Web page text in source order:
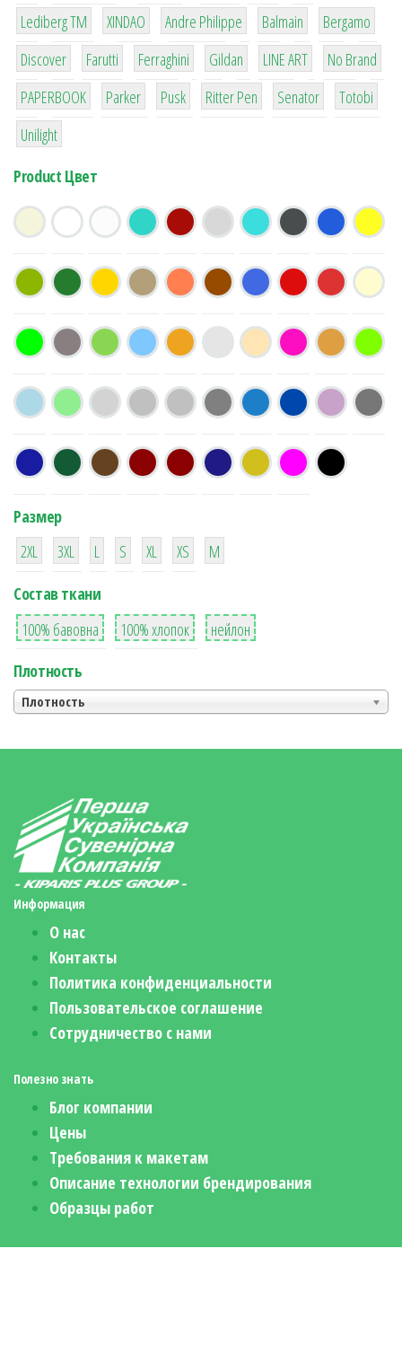
3
Lediberg ТМ
3
XINDAO
1
Andre Philippe
4
Balmain
26
Bergamo
64
Discover
299
Farutti
4
Ferraghini
42
Gildan
4
LINE ART
90
No Brand
8
PAPERBOOK
6
Parker
2
Pusk
22
Ritter Pen
15
Senator
43
Totobi
1
Unilight
Product Цвет
Размер
38
2XL
16
3XL
42
L
42
S
42
XL XS
М
Состав ткани
8
100% бавовна
36
100% хлопок
2
нейлон
Плотность
Плотность
Информация
О нас
Контакты
Политика конфиденциальности
Пользовательское соглашение
Сотрудничество с нами
Полезно знать
Блог компании
Цены
Требования к макетам
Описание технологии брендирования
Образцы работ